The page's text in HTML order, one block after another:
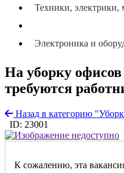
Техники, электрики,
Электроника и
На уборку
требуются
Назад в категорию
ID: 23001
К сожалению, эта